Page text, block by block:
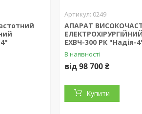
0249
АПАРАТ
ЕЛЕКТРОХІРУРГІЙНИЙ
ЕХВЧ-300 РК "Надія-
В наявності
від 98 700 ₴
Купити